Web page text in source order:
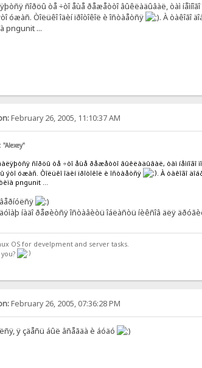
ñîðöû òå ÷òî åùå ðåæåòòî âûêëàäûâàë, òàì
óæàñ. Òîëüêî îäèí ïðîòîêîë è îñòàåòñÿ
. À òàêîãî
pngunit ...
February 26, 2005, 11:10:37 AM
"Alexey"
ñîðöû òå ÷òî åùå ðåæåòòî âûêëàäûâàë, òàì íåìíîãî
ýòî óæàñ. Òîëüêî îäèí ïðîòîêîë è îñòàåòñÿ
. À òàêîãî
pngunit ...
íàäî ðåøèòñÿ îñòàâèòü îáëàñòü íèêñîâ äëÿ
OS for develpment and server tasks.
February 26, 2005, 07:36:28 PM
ÿ çäåñü áûë âñåãäà è áóäó